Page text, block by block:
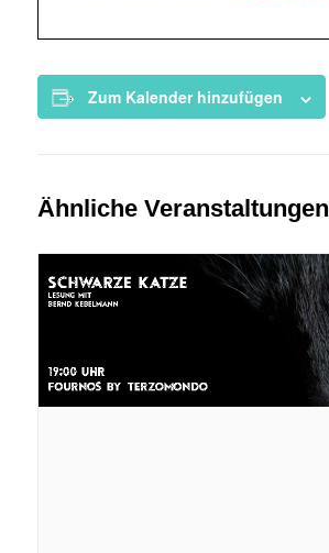
Zum Kalender hinzufügen
Ähnliche Veranstaltungen